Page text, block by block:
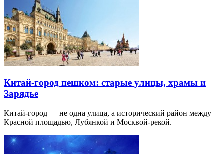
Китай-город пешком: старые улицы, храмы и
Зарядье
Китай-город — не одна улица, а исторический район между
Красной площадью, Лубянкой и Москвой-рекой.